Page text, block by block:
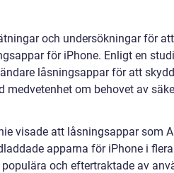
och undersökningar för
för iPhone. Enligt en
låsningsappar för att
medvetenhet om behovet av
visade att låsningsappar som
apparna för iPhone i
och eftertraktade av